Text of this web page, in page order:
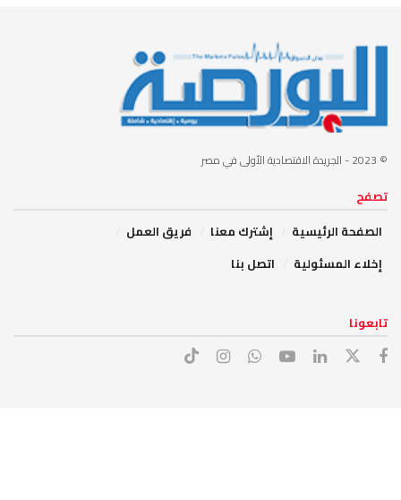
© 2023 - الجريدة الاقتصادية الأولى في مصر
تصفح
الصفحة الرئيسية
إشترك معنا
فريق العمل
إخلاء المسئولية
اتصل بنا
تابعونا